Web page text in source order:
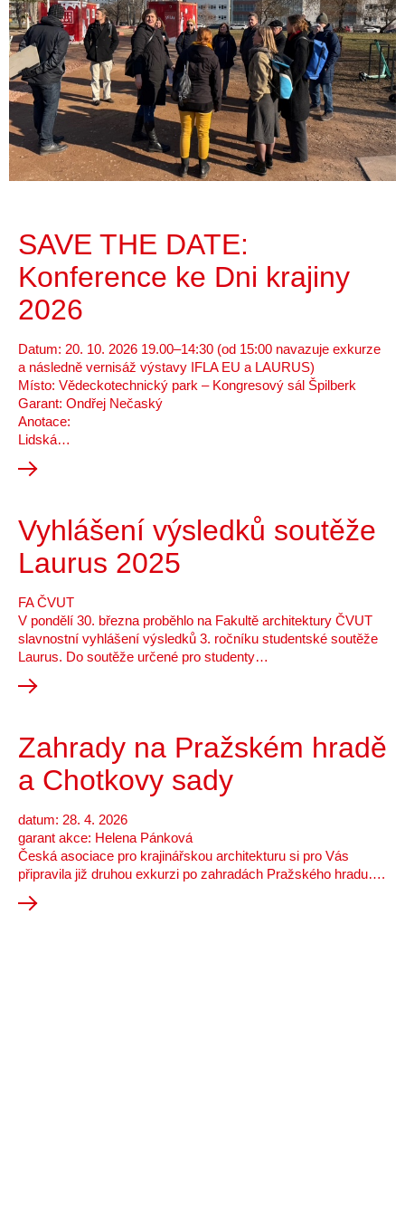
SAVE THE DATE:
Konference ke Dni krajiny
2026
Datum: 20. 10. 2026 19.00–14:30 (od 15:00 navazuje exkurze
a následně vernisáž výstavy IFLA EU a LAURUS)
Místo: Vědeckotechnický park – Kongresový sál Špilberk
Garant: Ondřej Nečaský
Anotace:
Lidská…
Vyhlášení výsledků soutěže
Laurus 2025
FA ČVUT
V pondělí 30. března proběhlo na Fakultě architektury ČVUT
slavnostní vyhlášení výsledků 3. ročníku studentské soutěže
Laurus. Do soutěže určené pro studenty…
Zahrady na Pražském hradě
a Chotkovy sady
datum: 28. 4. 2026
garant akce: Helena Pánková
Česká asociace pro krajinářskou architekturu si pro Vás
připravila již druhou exkurzi po zahradách Pražského hradu….